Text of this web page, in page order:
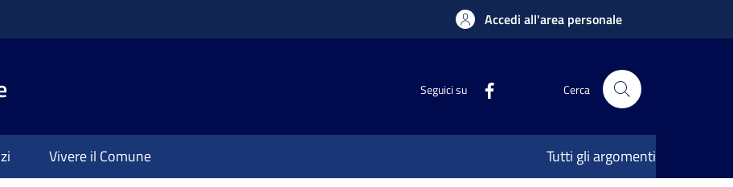
Accedi all'area personale
Seguici su Cerca
Vivere il Comune Tutti gli argomenti